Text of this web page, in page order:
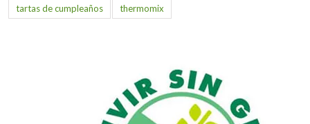
tartas de cumpleaños thermomix